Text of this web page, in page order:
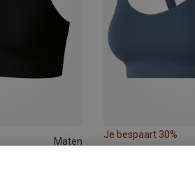
Maten
L
Je bespaart 30%